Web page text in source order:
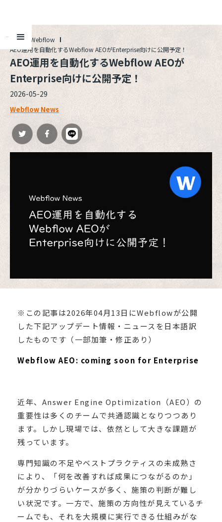
ALL
Webflow
AEO運用を自動化するWebflow AEOがEnterprise向けに公開予定！
AEO運用を自動化するWebflow AEOが
Enterprise向けに公開予定！
2026-05-29
Webflow News
※この記事は2026年04月13日にWebflowが公開
した下記アップデート情報・ニュースを日本語訳
したものです（一部加筆・修正あり）
Webflow AEO: coming soon for Enterprise
近年、Answer Engine Optimization（AEO）の
重要性は多くのチームで共通認識となりつつあり
ます。しかし現場では、依然として大きな課題が
残っています。
専門知識の不足やベストプラクティスの未成熟さ
により、「何を改善すれば成果につながるのか」
が分かりづらいケースが多く、施策の判断が難し
い状況です。一方で、施策の方向性が見えているチ
ームでも、それを大規模に実行できる仕組みがな